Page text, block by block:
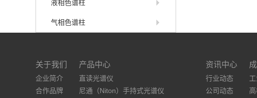
液相色谱柱
气相色谱柱
关于我们
企业简介
合作品牌
产品中心
直读光谱仪
尼通（Niton）手持式光谱仪
资讯中心
行业动态
公司动态